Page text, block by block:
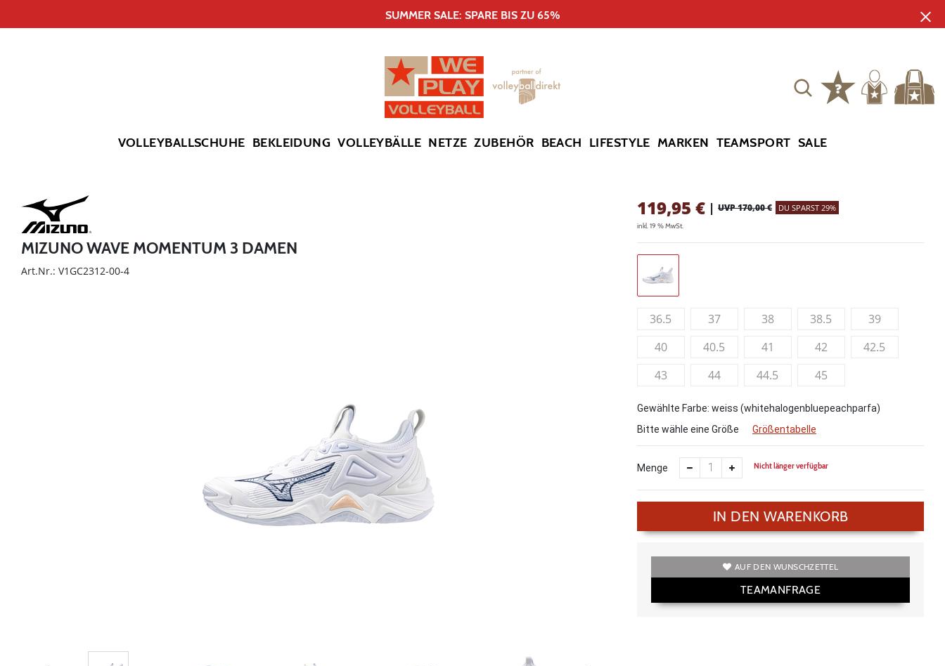
SUMMER SALE: SPARE BIS ZU 65%
VOLLEYBALLSCHUHE BEKLEIDUNG VOLLEYBÄLLE NETZE ZUBEHÖR BEACH LIFESTYLE MARKEN TEAMSPORT SALE
MIZUNO WAVE MOMENTUM 3 DAMEN
Art.Nr.: V1GC2312-00-4
119,95 € | UVP 170,00 € DU SPARST 29%
inkl. 19 % MwSt.
36.5 37 38 38.5
39
40
40.5 41 42
42.5
43
44 44.5 45
Gewählte Farbe: weiss (whitehalogenbluepeachparfa)
Bitte wähle eine Größe
Größentabelle
Menge Nicht länger verfügbar
IN DEN WARENKORB
AUF DEN WUNSCHZETTEL
TEAMANFRAGE